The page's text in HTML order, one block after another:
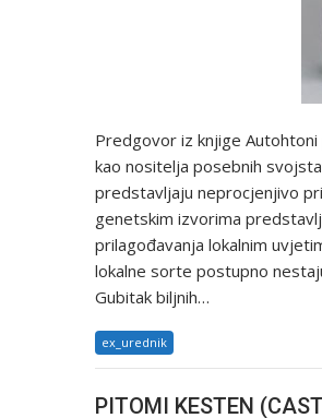
Predgovor iz knjige
kao nositelja posebnih
predstavljaju neprocjenjivo
genetskim izvorima
prilagođavanja lokalnim
lokalne sorte postupno
Gubitak biljnih…
ex_urednik
PITOMI KESTEN